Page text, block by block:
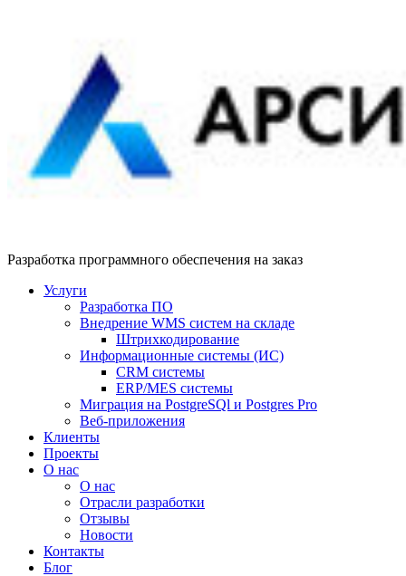
Разработка программного обеспечения на заказ
Услуги
Разработка ПО
Внедрение WMS систем на складе
Штрихкодирование
Информационные системы (ИС)
CRM системы
ERP/MES системы
Миграция на PostgreSQl и Postgres Pro
Веб-приложения
Клиенты
Проекты
О нас
О нас
Отрасли разработки
Отзывы
Новости
Контакты
Блог